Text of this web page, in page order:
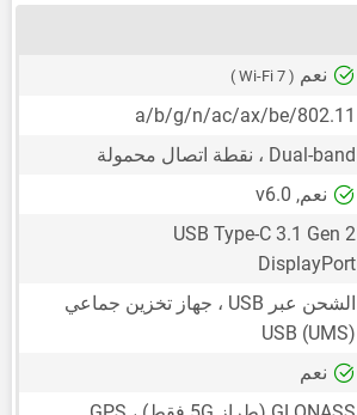
نعم ( Wi-Fi 7 )
802.11/a/b/g/n/ac/ax/be
Dual-band ، نقطة اتصال محمولة
نعم, v6.0
USB Type-C 3.1 Gen 2
DisplayPort
الشحن عبر USB ، جهاز تخزين جماعي
USB (UMS)
نعم